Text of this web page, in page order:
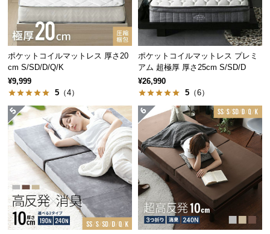
ー
ビ
ス
つ
い
て
搬
経
路
つ
い
て
ポケットコイルマットレス 厚さ20
cm S/SD/D/Q/K
¥9,999
5 （4）
ポケットコイルマットレス プレミ
アム 超極厚 厚さ25cm S/SD/D
¥26,990
5 （6）